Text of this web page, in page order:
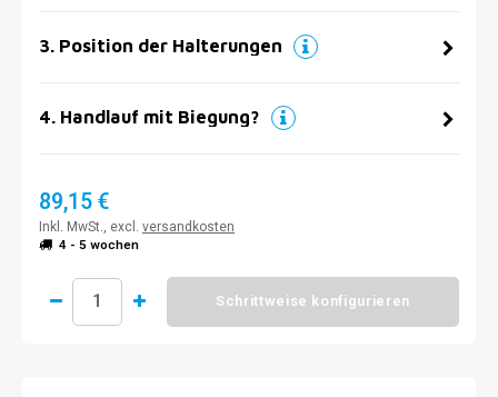
3. Position der Halterungen
4. Handlauf mit Biegung?
89,15 €
Inkl. MwSt., excl. versandkosten
4 - 5 wochen
Schrittweise konfigurieren